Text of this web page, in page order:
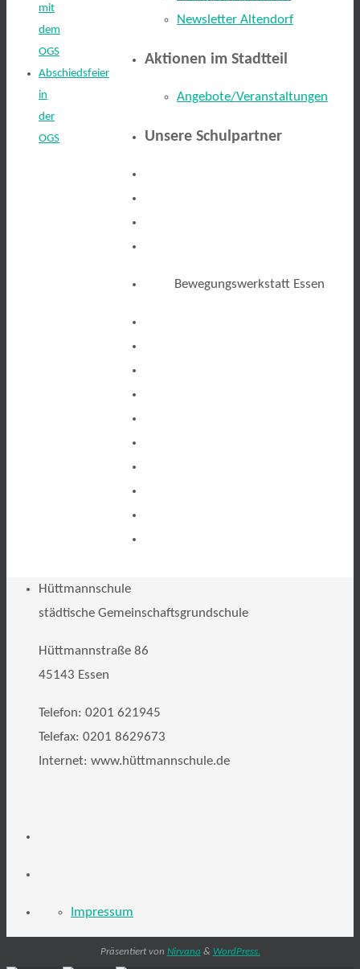
mit
dem
OGS
Abschiedsfeier
in
der
OGS
Newsletter Altendorf
Aktionen im Stadtteil
Angebote/Veranstaltungen
Unsere Schulpartner
Bewegungswerkstatt Essen
Hüttmannschule
städtische Gemeinschaftsgrundschule
Hüttmannstraße 86
45143 Essen
Telefon: 0201 621945
Telefax: 0201 8629673
Internet: www.hüttmannschule.de
Impressum
Präsentiert von Nirvana & WordPress.